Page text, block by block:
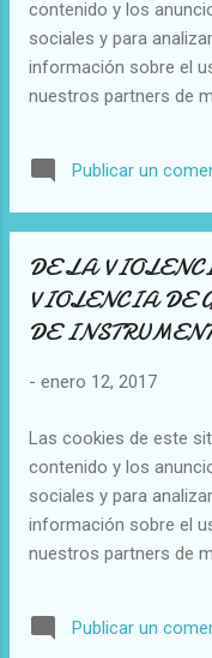
siglos de
contenido y los
sociales y para
información sobre el
nuestros partners de
INAUGURACIÓN Da
la Cruz El Año Jubilar
puertas ayer domingo
II lo concediese en
de 300 personas
presidida por el
altas dignidades de la
Romana de
Publicar un
DE LA
VIOLENCIA DE
DE
- enero 12, 2017
Las cookies de este
contenido y los
sociales y para
información sobre el
nuestros partners de
Solórzano Carolina
Publicar un